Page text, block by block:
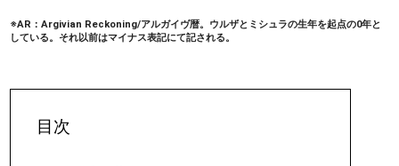
※AR：Argivian Reckoning/アルガイヴ暦。ウルザとミシュラの生年を起点の0年と
している。それ以前はマイナス表記にて記される。
目次